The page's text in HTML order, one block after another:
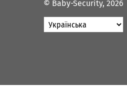
© Baby-Security, 2026